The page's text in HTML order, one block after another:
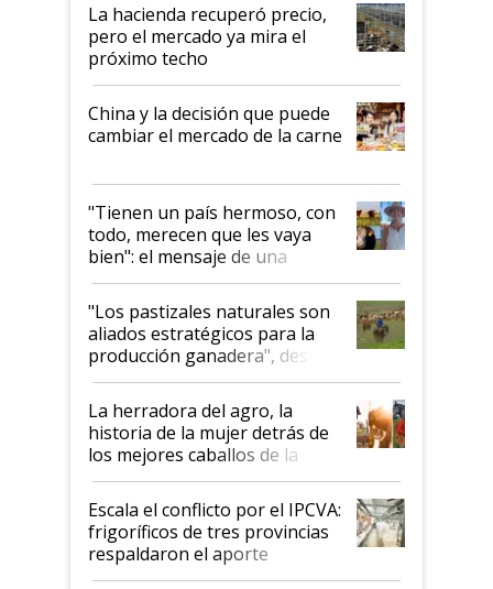
La hacienda recuperó precio,
pero el mercado ya mira el
próximo techo
China y la decisión que puede
cambiar el mercado de la carne
"Tienen un país hermoso, con
todo, merecen que les vaya
bien": el mensaje de una
ganadera uruguaya sobre las
oportunidades que se abren
para el agro en Argentina, con
foco en la carne
"Los pastizales naturales son
aliados estratégicos para la
producción ganadera", destaca
la iniciativa que ya reúne a 46
establecimientos en Argentina
La herradora del agro, la
historia de la mujer detrás de
los mejores caballos de la
Argentina y los mitos que
todavía hacen sufrir a estos
animales: "Mientras me
descalificaban, yo seguí
haciendo currículum"
Escala el conflicto por el IPCVA:
frigoríficos de tres provincias
respaldaron el aporte
obligatorio